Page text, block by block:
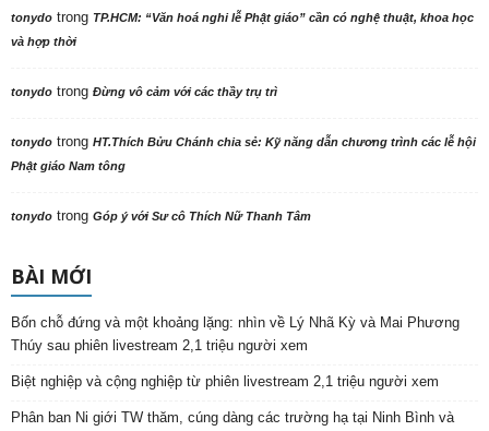
tonydo trong TP.HCM: “Văn hoá nghi lễ Phật giáo” cần có nghệ thuật, khoa học
và hợp thời
tonydo trong Đừng vô cảm với các thầy trụ trì
tonydo trong HT.Thích Bửu Chánh chia sẻ: Kỹ năng dẫn chương trình các lễ hội
Phật giáo Nam tông
tonydo trong Góp ý với Sư cô Thích Nữ Thanh Tâm
BÀI MỚI
Bốn chỗ đứng và một khoảng lặng: nhìn về Lý Nhã Kỳ và Mai Phương
Thúy sau phiên livestream 2,1 triệu người xem
Biệt nghiệp và cộng nghiệp từ phiên livestream 2,1 triệu người xem
Phân ban Ni giới TW thăm, cúng dàng các trường hạ tại Ninh Bình và